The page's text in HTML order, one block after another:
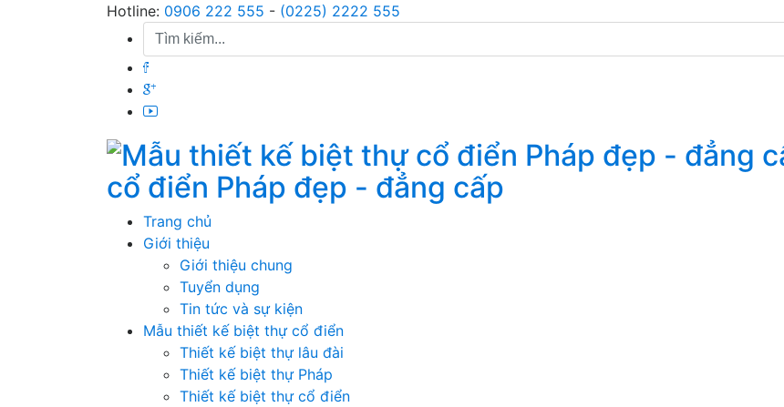
Hotline: 0906 222 555 - (0225) 2222 555
cổ điển Pháp đẹp - đẳng cấp
Trang chủ
Giới thiệu
Giới thiệu chung
Tuyển dụng
Tin tức và sự kiện
Mẫu thiết kế biệt thự cổ điển
Thiết kế biệt thự lâu đài
Thiết kế biệt thự Pháp
Thiết kế biệt thự cổ điển